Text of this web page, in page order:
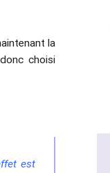
la
choisi
est